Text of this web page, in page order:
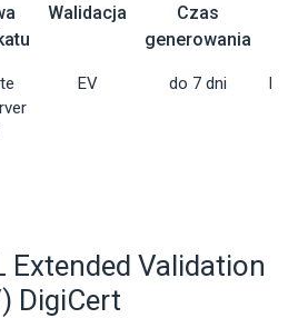
Walidacja
Czas
generowania
EV do 7 dni
Extended Validation
DigiCert